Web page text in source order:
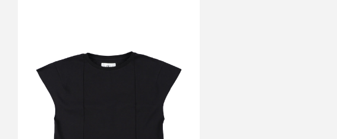
KOWGA
CUT OFF SLEEVE TEE